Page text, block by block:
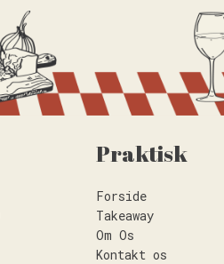
Praktisk
Forside
Takeaway
Om Os
Kontakt os